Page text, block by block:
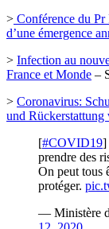
> Conférence du
d’une émergence
> Infection au
France et Monde –
> Coronavirus:
und
[#COVID19]
prendre des
On peut tous
protéger.
— Ministère